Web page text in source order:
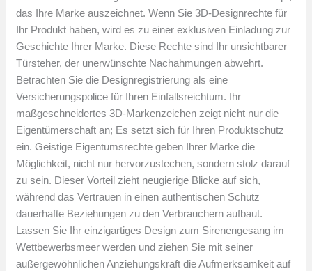
das Ihre Marke auszeichnet. Wenn Sie 3D-Designrechte für
Ihr Produkt haben, wird es zu einer exklusiven Einladung zur
Geschichte Ihrer Marke. Diese Rechte sind Ihr unsichtbarer
Türsteher, der unerwünschte Nachahmungen abwehrt.
Betrachten Sie die Designregistrierung als eine
Versicherungspolice für Ihren Einfallsreichtum. Ihr
maßgeschneidertes 3D-Markenzeichen zeigt nicht nur die
Eigentümerschaft an; Es setzt sich für Ihren Produktschutz
ein. Geistige Eigentumsrechte geben Ihrer Marke die
Möglichkeit, nicht nur hervorzustechen, sondern stolz darauf
zu sein. Dieser Vorteil zieht neugierige Blicke auf sich,
während das Vertrauen in einen authentischen Schutz
dauerhafte Beziehungen zu den Verbrauchern aufbaut.
Lassen Sie Ihr einzigartiges Design zum Sirenengesang im
Wettbewerbsmeer werden und ziehen Sie mit seiner
außergewöhnlichen Anziehungskraft die Aufmerksamkeit auf